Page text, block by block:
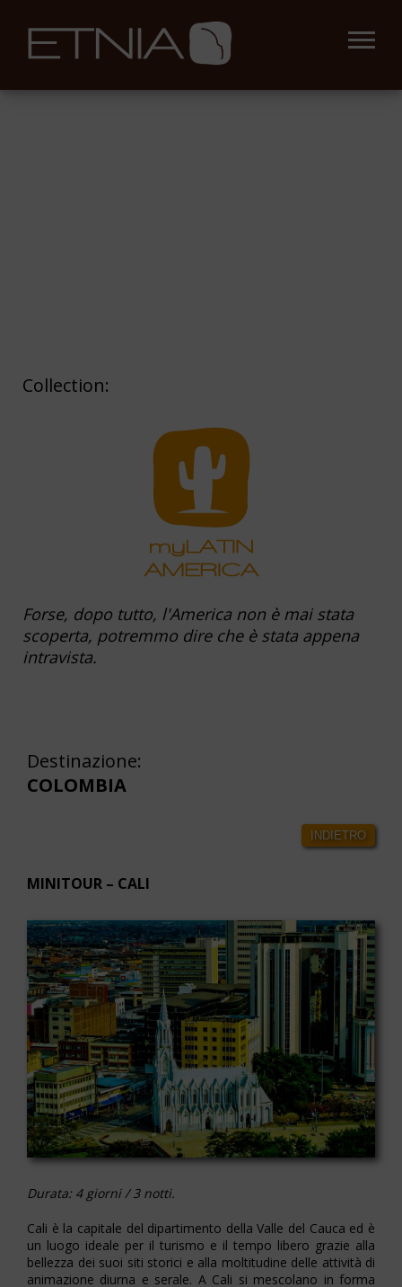
Collection:
Forse, dopo tutto, l'America non è mai stata
scoperta, potremmo dire che è stata appena
intravista.
Destinazione:
COLOMBIA
INDIETRO
MINITOUR – CALI
Durata: 4 giorni / 3 notti.
Cali è la capitale del dipartimento della Valle del Cauca ed è
un luogo ideale per il turismo e il tempo libero grazie alla
bellezza dei suoi siti storici e alla moltitudine delle attività di
animazione diurna e serale. A Cali si mescolano in forma